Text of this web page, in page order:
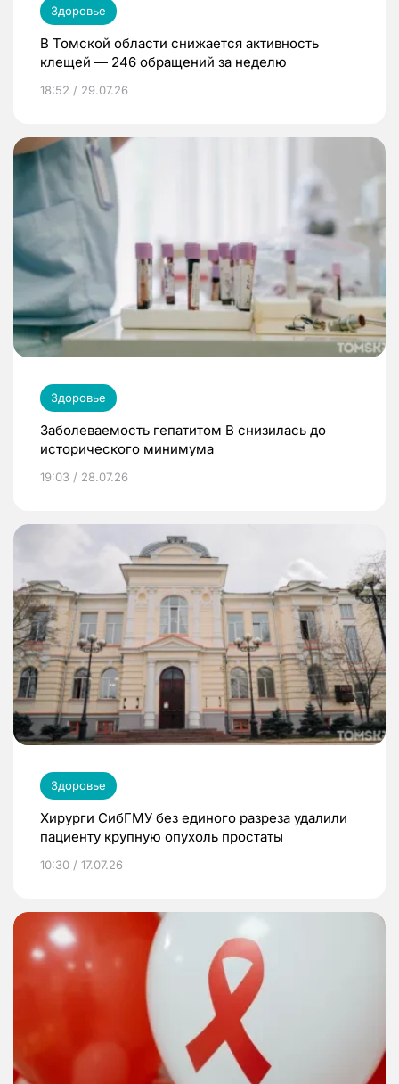
Здоровье
В Томской области снижается активность
клещей — 246 обращений за неделю
18:52 / 29.07.26
Здоровье
Заболеваемость гепатитом В снизилась до
исторического минимума
19:03 / 28.07.26
Здоровье
Хирурги СибГМУ без единого разреза удалили
пациенту крупную опухоль простаты
10:30 / 17.07.26